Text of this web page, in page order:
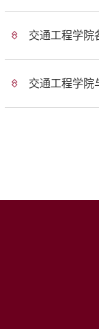
交通工程学院
交通工程学院